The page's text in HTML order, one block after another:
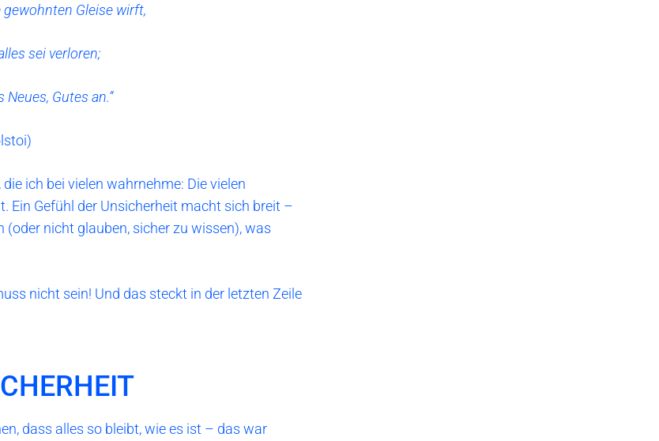
Gleise wirft,
sei verloren;
Gutes an.“
ich bei vielen wahrnehme: Die vielen
Ein Gefühl der Unsicherheit macht sich breit –
nicht glauben, sicher zu wissen), was
nicht sein! Und das steckt in der letzten Zeile
dass alles so bleibt, wie es ist – das war